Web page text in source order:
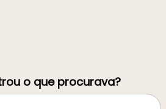
o que procurava?